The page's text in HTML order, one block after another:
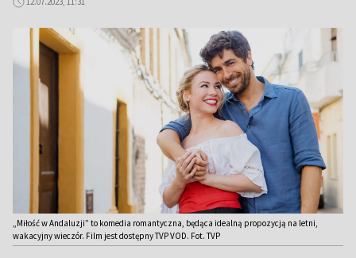
„Miłość w Andaluzji” to komedia romantyczna, będąca idealną propozycją na letni,
wakacyjny wieczór. Film jest dostępny TVP VOD. Fot. TVP